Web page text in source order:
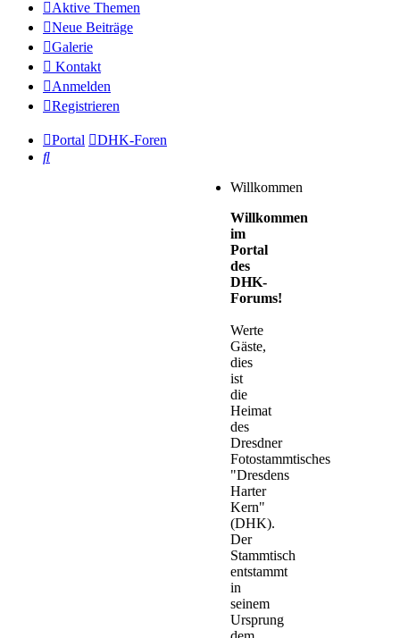
Aktive Themen
Neue Beiträge
Galerie
Kontakt
Anmelden
Registrieren
Portal
DHK-Foren
Suche
Willkommen
Willkommen
im
Portal
des
DHK-
Forums!
Werte
Gäste,
dies
ist
die
Heimat
des
Dresdner
Fotostammtisches
"Dresdens
Harter
Kern"
(DHK).
Der
Stammtisch
entstammt
in
seinem
Ursprung